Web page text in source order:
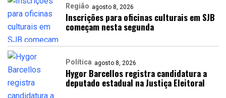
Região agosto 8, 2026
Inscrições para oficinas culturais em SJB
começam nesta segunda
Política agosto 8, 2026
Hygor Barcellos registra candidatura a
deputado estadual na Justiça Eleitoral